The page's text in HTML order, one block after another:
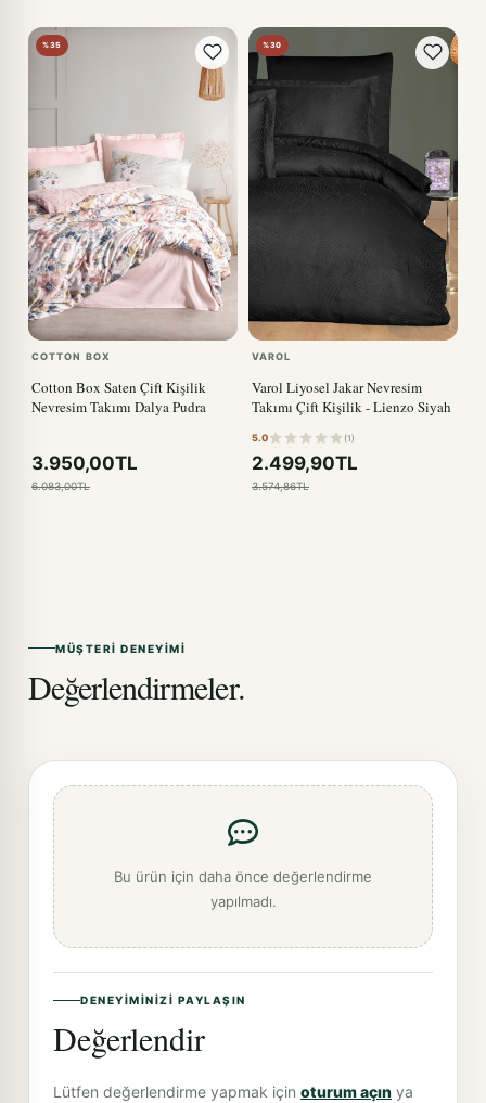
%35
COTTON BOX
Cotton Box Saten Çift Kişilik
Nevresim Takımı Dalya Pudra
3.950,00TL
6.083,00TL
%30
VAROL
Varol Liyosel Jakar Nevresim
Takımı Çift Kişilik - Lienzo Siyah
5.0 (1)
2.499,90TL
3.574,86TL
MÜŞTERI DENEYIMI
Değerlendirmeler.
Bu ürün için daha önce değerlendirme
yapılmadı.
DENEYIMINIZI PAYLAŞIN
Değerlendir
Lütfen değerlendirme yapmak için oturum açın ya